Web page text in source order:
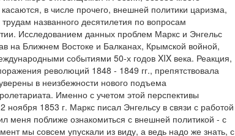
в числе прочего, внешней политики царизма,
названного десятилетия по вопросам
Исследованием данных проблем Маркс и Энгельс
на Ближнем Востоке и Балканах, Крымской войной,
событиями 50-х годов XIX века. Реакция,
революций 1848 - 1849 гг., препятствовала
в неизбежности нового подъема
Именно с учетом этой перспективы
1853 г. Маркс писал Энгельсу в связи с работой
меня поближе ознакомиться с внешней политикой - с
мы совсем упускали из виду, а ведь надо же знать, с